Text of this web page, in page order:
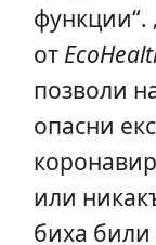
функции“.
от
позволи
опасни
или
биха